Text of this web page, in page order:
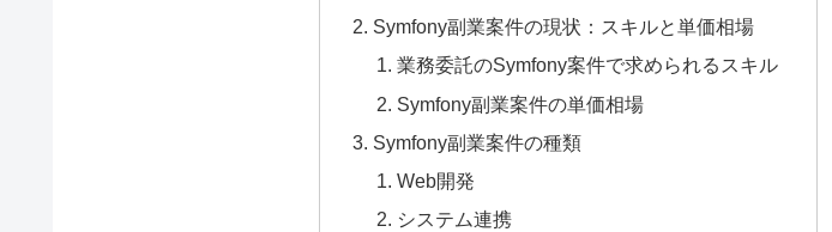
Symfony副業案件の現状：スキルと単価相場
業務委託のSymfony案件で求められるスキル
Symfony副業案件の単価相場
Symfony副業案件の種類
Web開発
システム連携